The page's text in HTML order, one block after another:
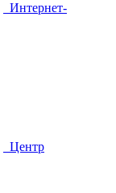
Интернет-
Центр